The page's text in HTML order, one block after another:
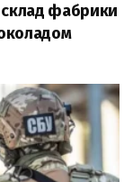
склад фабрики